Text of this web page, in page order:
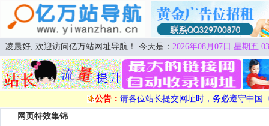
凌晨好, 欢迎访问亿万站网址导航！ 今天是： 2026年08月07日 星期五
公告： 请各位站长提交网址时，务必遵守中国
网页特效集锦